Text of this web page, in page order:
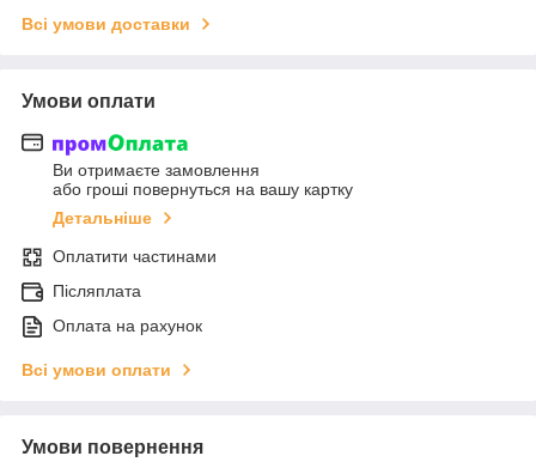
Всі умови доставки
Умови оплати
Ви отримаєте замовлення
або гроші повернуться на вашу картку
Детальніше
Оплатити частинами
Післяплата
Оплата на рахунок
Всі умови оплати
Умови повернення